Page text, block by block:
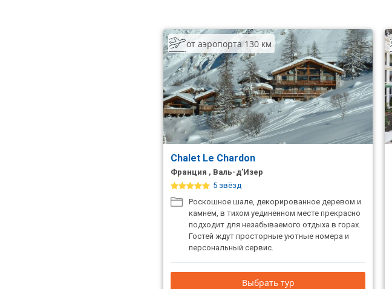
от аэропорта 130 км
Chalet Le Chardon
Франция , Валь-д'Изер
5 звёзд
Роскошное шале, декорированное деревом и
камнем, в тихом уединенном месте прекрасно
подходит для незабываемого отдыха в горах.
Гостей ждут просторные уютные номера и
персональный сервис.
Выбрать тур